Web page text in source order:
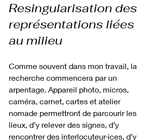
Resingularisation des
représentations liées
au milieu
Comme souvent dans mon travail, la
recherche commencera par un
arpentage. Appareil photo, micros,
caméra, carnet, cartes et atelier
nomade permettront de parcourir les
lieux, d’y relever des signes, d’y
rencontrer des interlocuteur·ices, d’y